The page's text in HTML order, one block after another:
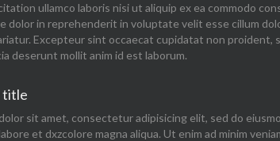
ullamco laboris nisi ut aliquip ex ea commodo
dolor in reprehenderit in voluptate velit esse cillum
Excepteur sint occaecat cupidatat non proident,
deserunt mollit anim id est laborum.
title
sit amet, consectetur adipisicing elit, sed do
et dxzcolore magna aliqua. Ut enim ad minim